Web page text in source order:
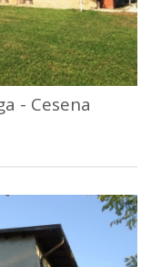
- Cesena